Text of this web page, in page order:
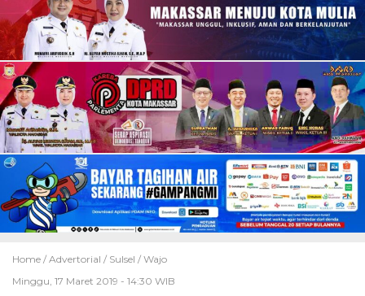
Home / Advertorial / Sulsel / Wajo
Minggu, 17 Maret 2019 - 14:30 WIB